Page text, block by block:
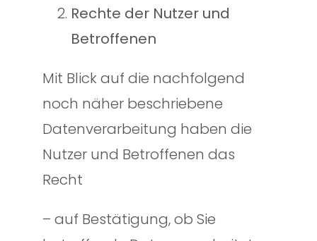
Rechte der Nutzer und
Betroffenen
Mit Blick auf die nachfolgend
noch näher beschriebene
Datenverarbeitung haben die
Nutzer und Betroffenen das
Recht
– auf Bestätigung, ob Sie